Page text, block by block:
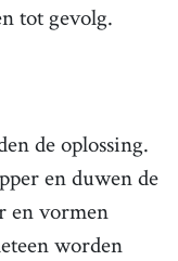
tot gevolg.
de oplossing.
en duwen de
en vormen
worden